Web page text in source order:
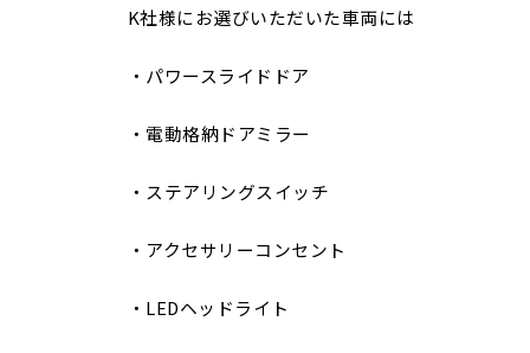
K社様にお選びいただいた車両には
・パワースライドドア
・電動格納ドアミラー
・ステアリングスイッチ
・アクセサリーコンセント
・LEDヘッドライト